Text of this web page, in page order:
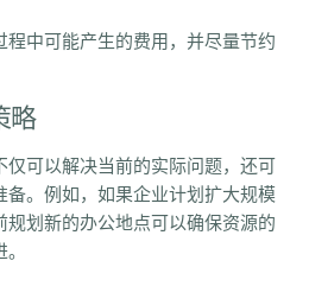
程中可能产生的费用，并尽量节约
略
仅可以解决当前的实际问题，还可
备。例如，如果企业计划扩大规模
规划新的办公地点可以确保资源的